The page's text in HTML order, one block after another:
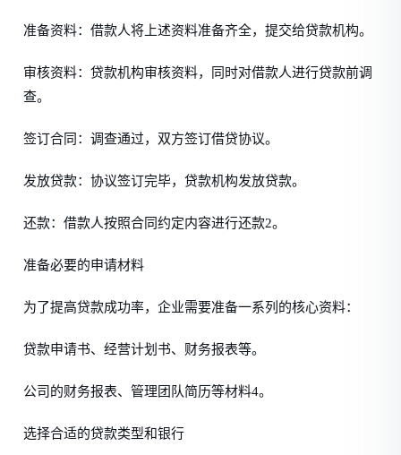
准备资料：借款人将上述资料准备齐全，提交给贷款机构。
审核资料：贷款机构审核资料，同时对借款人进行贷款前调
查。
签订合同：调查通过，双方签订借贷协议。
发放贷款：协议签订完毕，贷款机构发放贷款。
还款：借款人按照合同约定内容进行还款2。
准备必要的申请材料
为了提高贷款成功率，企业需要准备一系列的核心资料：
贷款申请书、经营计划书、财务报表等。
公司的财务报表、管理团队简历等材料4。
选择合适的贷款类型和银行